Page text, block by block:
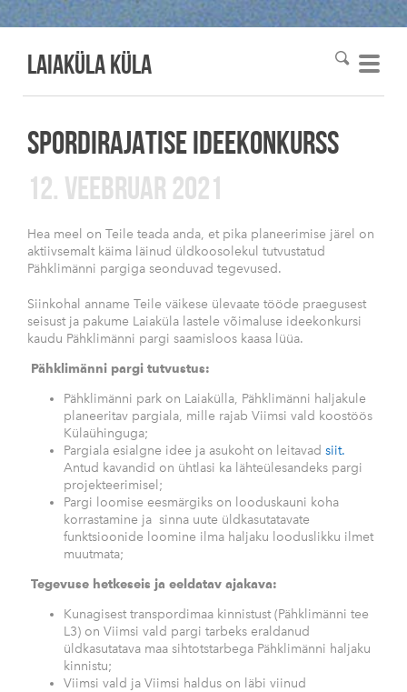
Laiaküla KÜLA
SPORDIRAJATISE IDEEKONKURSS
12. VEEBRUAR 2021
Hea meel on Teile teada anda, et pika planeerimise järel on
aktiivsemalt käima läinud üldkoosolekul tutvustatud
Pähklimänni pargiga seonduvad tegevused.
Siinkohal anname Teile väikese ülevaate tööde praegusest
seisust ja pakume Laiaküla lastele võimaluse ideekonkursi
kaudu Pähklimänni pargi saamisloos kaasa lüüa.
Pähklimänni pargi tutvustus:
Pähklimänni park on Laiakülla, Pähklimänni haljakule
planeeritav pargiala, mille rajab Viimsi vald koostöös
Külaühinguga;
Pargiala esialgne idee ja asukoht on leitavad siit.
Antud kavandid on ühtlasi ka lähteülesandeks pargi
projekteerimisel;
Pargi loomise eesmärgiks on looduskauni koha
korrastamine ja sinna uute üldkasutatavate
funktsioonide loomine ilma haljaku looduslikku ilmet
muutmata;
Tegevuse hetkeseis ja eeldatav ajakava:
Kunagisest transpordimaa kinnistust (Pähklimänni tee
L3) on Viimsi vald pargi tarbeks eraldanud
üldkasutatava maa sihtotstarbega Pähklimänni haljaku
kinnistu;
Viimsi vald ja Viimsi haldus on läbi viinud